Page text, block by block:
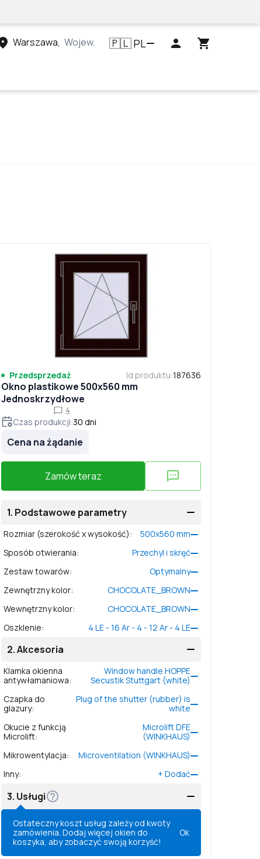
Warszawa, Województwo mazowieckie, Polska
🇵🇱PL
Przedsprzedaż Id produktu:187636
Okno plastikowe 500x560 mm
Jednoskrzydłowe
4
Czas produkcji:30 dni
Cena na żądanie
Zamów teraz
1. Podstawowe parametry
Rozmiar (szerokość x wysokość): 500x560 mm
Sposób otwierania:
Przechyl i skręć
Zestaw towarów:
Optymalny
Zewnętrzny kolor:
CHOCOLATE_BROWN
Wewnętrzny kolor:
CHOCOLATE_BROWN
Oszklenie: 4 LE - 16 Ar - 4 - 12 Ar - 4 LE
2.Akcesoria
Klamka okienna
antywłamaniowa:
Window handle HOPPE
Secustik Stuttgart (white)
Czapka do
glazury:
Plug of the shutter (rubber) is
white
Okucie z funkcją
Microlift:
Microlift DFE
(WINKHAUS)
Mikrowentylacja:
Microventilation (WINKHAUS)
Inny: + Dodać
3. Usługi
Ostateczny koszt usług zależy od kwoty
zamówienia. Dodaj więcej okien do
koszyka, aby zobaczyć swoją korzyść!
Ok